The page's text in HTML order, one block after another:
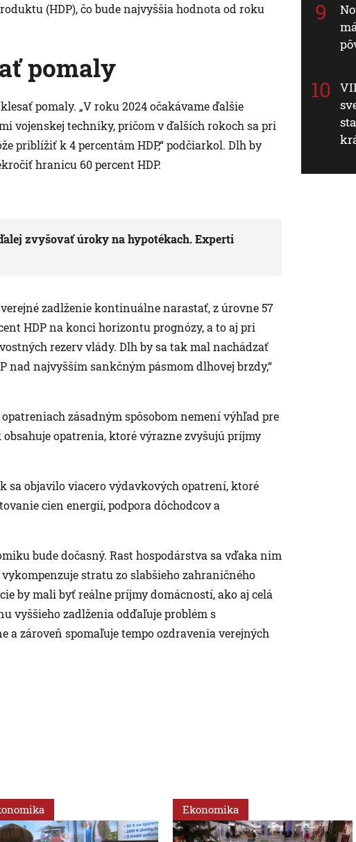
(HDP), čo bude najvyššia hodnota od roku
pomaly
pomaly. „V roku 2024 očakávame ďalšie
vojenskej techniky, pričom v ďalších rokoch sa pri
priblížiť k 4 percentám HDP,“ podčiarkol. Dlh by
hranicu 60 percent HDP.
zvyšovať úroky na hypotékach. Experti
zadlženie kontinuálne narastať, z úrovne 57
HDP na konci horizontu prognózy, a to aj pri
rezerv vlády. Dlh by sa tak mal nachádzať
nad najvyšším sankčným pásmom dlhovej brzdy,“
zásadným spôsobom nemení výhľad pre
opatrenia, ktoré výrazne zvyšujú príjmy
sa objavilo viacero výdavkových opatrení, ktoré
cien energií, podpora dôchodcov a
bude dočasný. Rast hospodárstva sa vďaka nim
stratu zo slabšieho zahraničného
by mali byť reálne príjmy domácností, ako aj celá
vyššieho zadlženia odďaľuje problém s
zároveň spomaľuje tempo ozdravenia verejných
Ekonomika